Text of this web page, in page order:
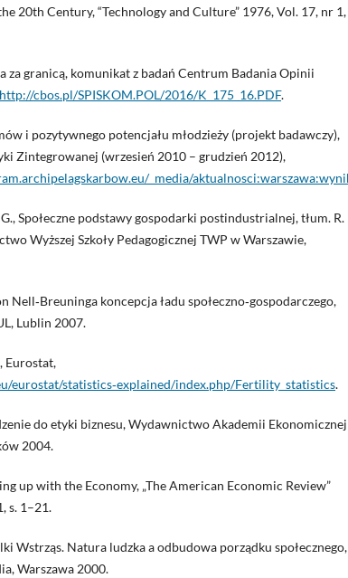
20th Century, “Technology and Culture” 1976, Vol. 17, nr 1,
za granicą, komunikat z badań Centrum Badania Opinii
http://cbos.pl/SPISKOM.POL/2016/K_175_16.PDF.
i pozytywnego potencjału młodzieży (projekt badawczy),
Zintegrowanej (wrzesień 2010 – grudzień 2012),
_media/
Społeczne podstawy gospodarki postindustrialnej, tłum. R.
Wyższej Szkoły Pedagogicznej TWP w Warszawie,
Nell‑Breuninga koncepcja ładu społeczno‑gospodarczego,
Lublin 2007.
Eurostat,
eurostat/statistics‑explained/index.php/Fertility_statistics.
do etyki biznesu, Wydawnictwo Akademii Ekonomicznej
2004.
up with the Economy, „The American Economic Review”
s. 1–21.
Wstrząs. Natura ludzka a odbudowa porządku społecznego,
Warszawa 2000.